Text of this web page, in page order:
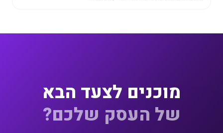
מוכנים לצעד הבא
של העסק שלכם?